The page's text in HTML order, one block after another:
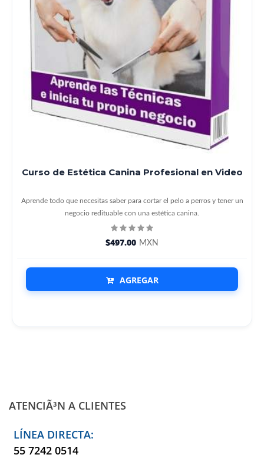
Curso de Estética Canina Profesional en Video
Aprende todo que necesitas saber para cortar el pelo a perros y tener un
negocio redituable con una estética canina.
$497.00 MXN
AGREGAR
ATENCIÃ³N A CLIENTES
LÍNEA DIRECTA:
55 7242 0514